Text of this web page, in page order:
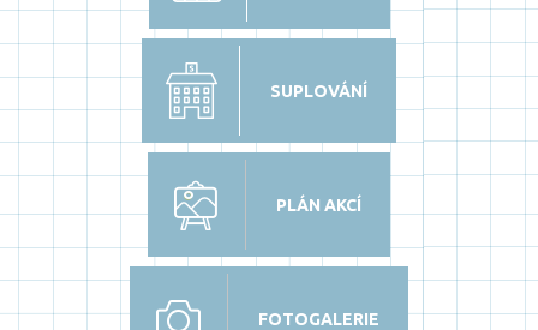
SUPLOVÁNÍ
PLÁN AKCÍ
FOTOGALERIE